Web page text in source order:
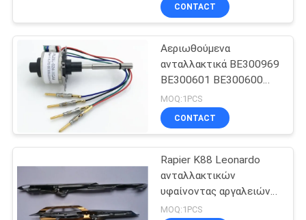
ΜΑΣ
ΕΛΆΤΕ
ΕΠΑΦΉ
ΜΕ
ΖΗΤΉΣΤΕ
ΈΝΑ
αεριωθούμενα
ανταλλακτικά
αργαλειών αέρα
15
CONTACT
Αεριωθούμενα
ανταλλακτικά BE300969
BE300601 BE300600
BE306904 BE312777
BE307000 αργαλειών
αέρα Picanol μηχανών
MOQ:1PCS
CONTACT
Rapier K88 Leonardo
ανταλλακτικών
υφαίνοντας αργαλειών
υφαντική πένσα
MOQ:1PCS